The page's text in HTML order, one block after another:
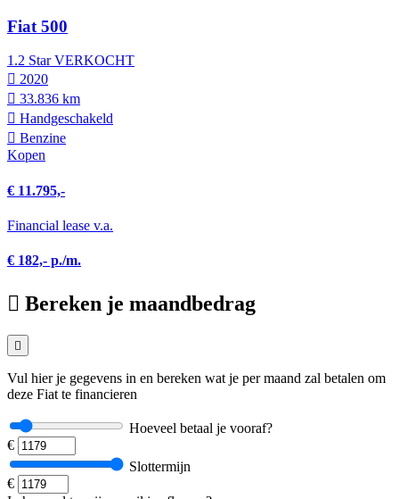
Fiat 500
1.2 Star VERKOCHT
2020
33.836 km
Hand­geschakeld
Benzine
Kopen
€ 11.795,-
Financial lease v.a.
€ 182,- p./m.
Bereken je maandbedrag
Vul hier je gegevens in en bereken wat je per maand zal betalen om
deze Fiat te financieren
Hoeveel betaal je vooraf?
€
Slottermijn
€